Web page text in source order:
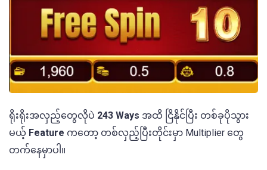
ရိုးရိုးအလှည့်တွေလိုပဲ 243 Ways အထိ ငြိနိုင်ပြီး တစ်ခုပိုသွား
မယ့် Feature ကတော့ တစ်လှည့်ပြီးတိုင်းမှာ Multiplier တွေ
တက်နေမှာပါ။